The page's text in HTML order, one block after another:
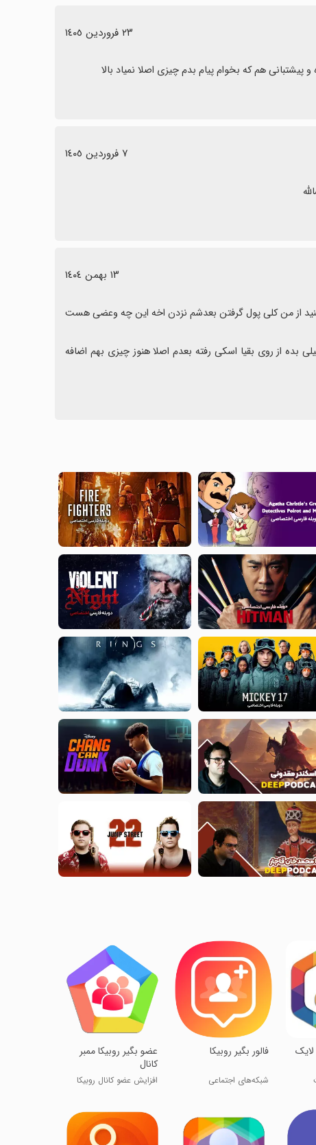
٢٣ فروردین ١٤٠٥
هم که بخوام پیام بدم چیزی اصلا نمیاد بالا
٧ فروردین ١٤٠٥
١٣ بهمن ١٤٠٤
لایک
فالور بگیر روبیکا
شبکه‌های اجتماعی
عضو بگیر روبیکا ممبر
کانال
افزایش عضو کانال روبیکا